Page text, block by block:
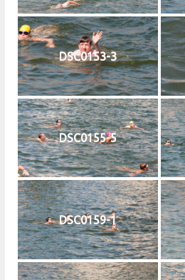
DSC0153-3
DSC0155-5
DSC0159-1